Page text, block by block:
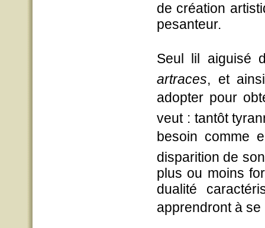
de création
pesanteur.
Seul lil aiguisé
artraces, et
adopter pour
veut : tantôt
besoin comme
disparition de
plus ou moins
dualité
apprendront à se